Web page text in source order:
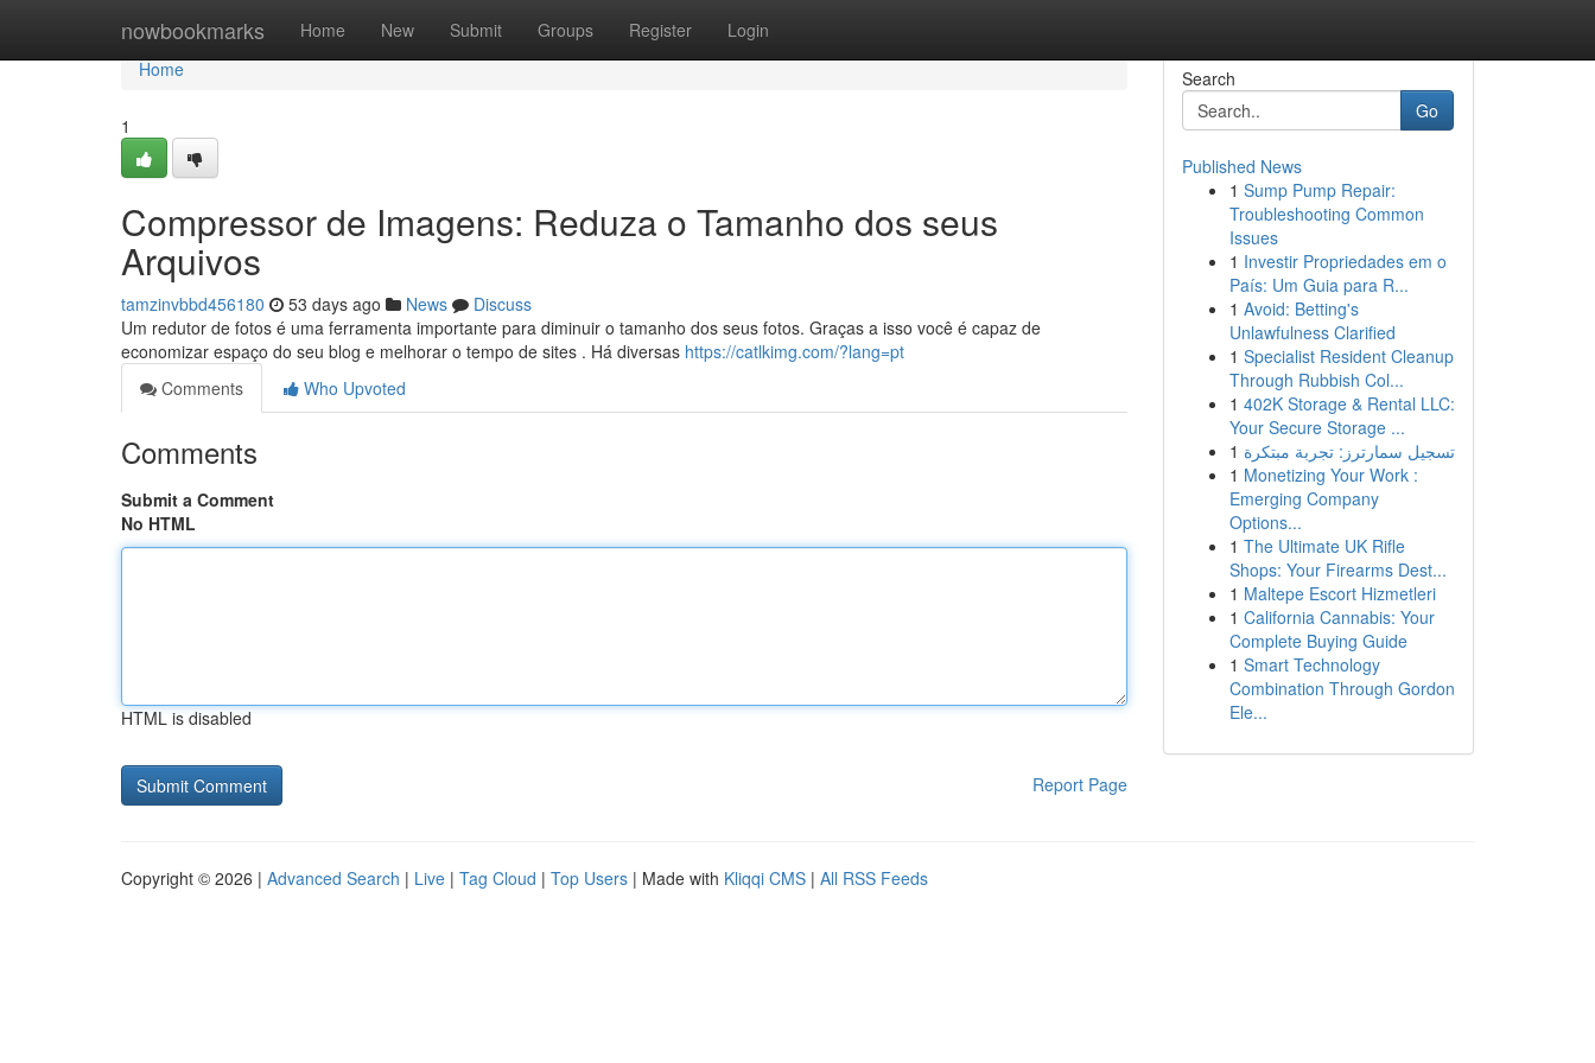
nowbookmarks Home New Submit Groups Register Login
Home
Home
1
Compressor de Imagens: Reduza o Tamanho dos seus
Arquivos
tamzinvbbd456180 53 days ago News
Discuss
Um redutor de fotos é uma ferramenta importante para diminuir o tamanho dos seus fotos. Graças a isso você é capaz de
economizar espaço do seu blog e melhorar o tempo de sites . Há diversas https://catlkimg.com/?lang=pt
Comments
Who Upvoted
Comments
Submit a Comment
No HTML
HTML is disabled
Report Page
Search
Go
Published News
1 Sump Pump Repair:
Troubleshooting Common
Issues
1 Investir Propriedades em o
País: Um Guia para R...
1 Avoid: Betting's
Unlawfulness Clarified
1 Specialist Resident Cleanup
Through Rubbish Col...
1 402K Storage & Rental LLC:
Your Secure Storage ...
1 تسجيل سمارترز: تجربة مبتكرة
1 Monetizing Your Work :
Emerging Company
Options...
1 The Ultimate UK Rifle
Shops: Your Firearms Dest...
1 Maltepe Escort Hizmetleri
1 California Cannabis: Your
Complete Buying Guide
1 Smart Technology
Combination Through Gordon
Ele...
Copyright © 2026 | Advanced Search | Live | Tag Cloud | Top Users | Made with Kliqqi CMS | All RSS Feeds